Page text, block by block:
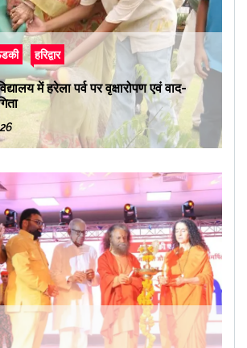
हरिद्वार
में हरेला पर्व पर वृक्षारोपण एवं वाद-